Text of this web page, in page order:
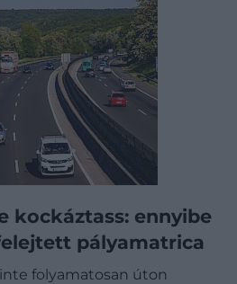
kockáztass: ennyibe
pályamatrica
folyamatosan úton